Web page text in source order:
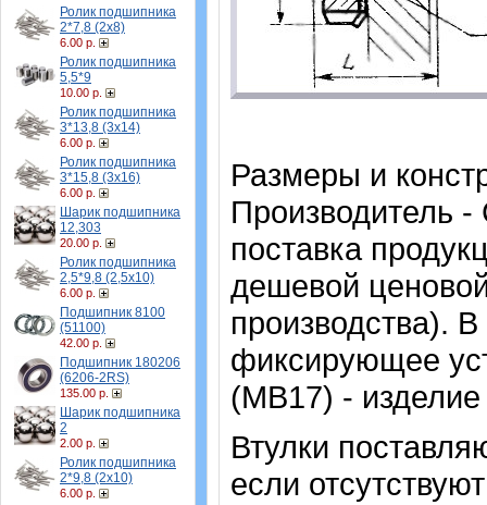
Ролик подшипника
2*7,8 (2х8)
6.00 р.
Ролик подшипника
5,5*9
10.00 р.
Ролик подшипника
3*13,8 (3х14)
6.00 р.
Ролик подшипника
3*15,8 (3х16)
6.00 р.
Шарик подшипника
12,303
20.00 р.
Ролик подшипника
2,5*9,8 (2,5х10)
6.00 р.
Подшипник 8100
(51100)
42.00 р.
Подшипник 180206
(6206-2RS)
135.00 р.
Шарик подшипника
2
2.00 р.
Ролик подшипника
2*9,8 (2х10)
6.00 р.
Размеры и
Производитель
поставка
дешевой
производства).
фиксирующее
(MB17) -
Втулки
если